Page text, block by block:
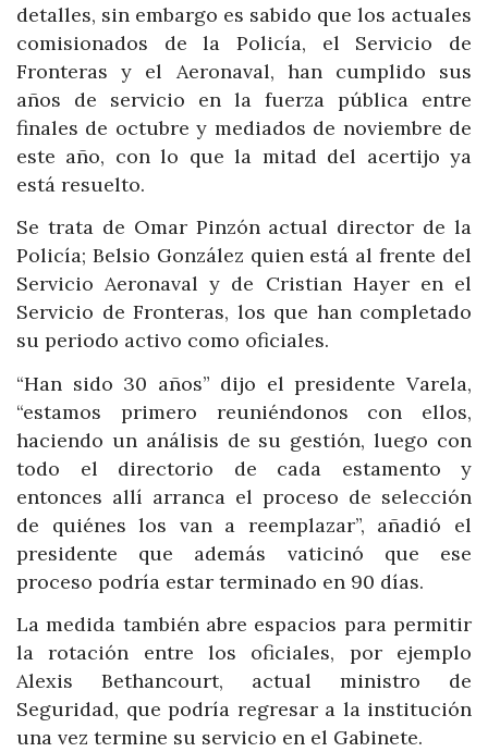
detalles, sin embargo es sabido que los actuales
comisionados de la Policía, el Servicio de
Fronteras y el Aeronaval, han cumplido sus
años de servicio en la fuerza pública entre
finales de octubre y mediados de noviembre de
este año, con lo que la mitad del acertijo ya
está resuelto.
Se trata de Omar Pinzón actual director de la
Policía; Belsio González quien está al frente del
Servicio Aeronaval y de Cristian Hayer en el
Servicio de Fronteras, los que han completado
su periodo activo como oficiales.
“Han sido 30 años” dijo el presidente Varela,
“estamos primero reuniéndonos con ellos,
haciendo un análisis de su gestión, luego con
todo el directorio de cada estamento y
entonces allí arranca el proceso de selección
de quiénes los van a reemplazar”, añadió el
presidente que además vaticinó que ese
proceso podría estar terminado en 90 días.
La medida también abre espacios para permitir
la rotación entre los oficiales, por ejemplo
Alexis Bethancourt, actual ministro de
Seguridad, que podría regresar a la institución
una vez termine su servicio en el Gabinete.